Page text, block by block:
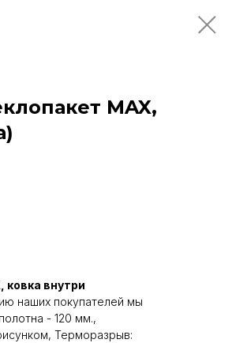
MAX,
ковка внутри
наших покупателей мы
- 120 мм.,
Терморазрыв: